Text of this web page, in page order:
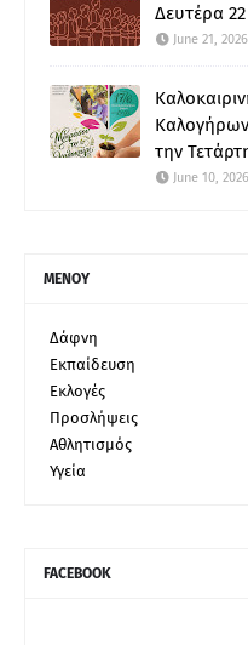
Δευτέρα 22
June 21, 2026
την
June 10, 2026
ΜΕΝΟΥ
Δάφνη
Εκπαίδευση
Εκλογές
Προσλήψεις
Αθλητισμός
Υγεία
FACEBOOK